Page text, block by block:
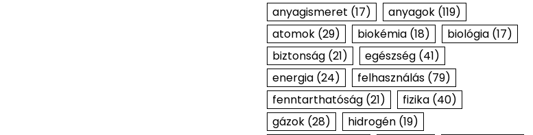
anyagismeret (17) anyagok(119)
atomok(29) biokémia(18) biológia(17)
biztonság(21) egészség(41)
energia(24) felhasználás(79)
fenntarthatóság(21) fizika(40)
gázok(28) hidrogén(19)